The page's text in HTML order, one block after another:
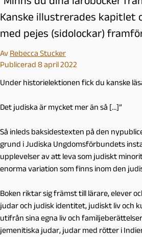
Kanske illustrerades kapitlet
med pejes (sidolockar)
Av Rebecca Stucker
Publicerad 8 april 2022
Under historielektionen fick du kanske
Det judiska är mycket mer än så […]”
Så inleds baksidestexten på den
grund i Judiska Ungdomsförbundets
upplevelser av att leva som judiskt
enorma variation som finns inom den
Boken riktar sig främst till lärare, elever
judar och judisk identitet, judiskt liv och
utifrån sina egna liv och
jemenitiska judar, judar med rötter i